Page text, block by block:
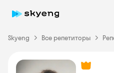
Skyeng Все репетиторы